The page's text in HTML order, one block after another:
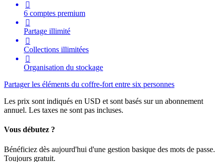

6 comptes premium

Partage illimité

Collections illimitées

Organisation du stockage
Partager les éléments du coffre-fort entre six personnes
Les prix sont indiqués en USD et sont basés sur un abonnement
annuel. Les taxes ne sont pas incluses.
Vous débutez ?
Bénéficiez dès aujourd'hui d'une gestion basique des mots de passe.
Toujours gratuit.